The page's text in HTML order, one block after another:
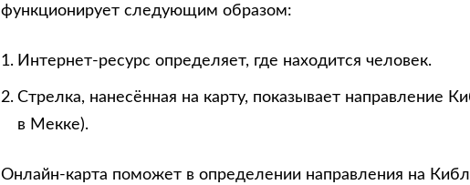
функционирует следующим образом:
Интернет-ресурс определяет, где находится человек.
Стрелка, нанесённая на карту, показывает направление
в Мекке).
Онлайн-карта поможет в определении направления на